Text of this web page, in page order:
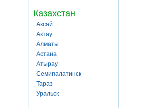
Казахстан
Аксай
Актау
Алматы
Астана
Атырау
Семипалатинск
Тараз
Уральск